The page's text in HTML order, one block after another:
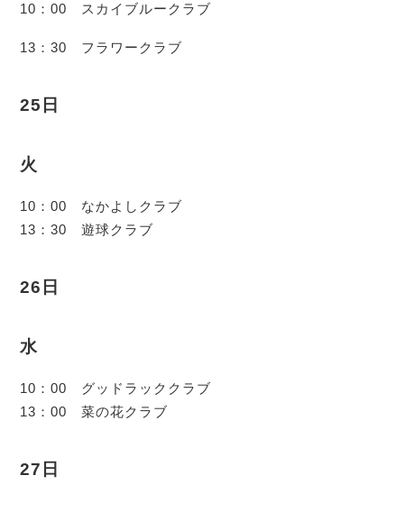
10：00 スカイブルークラブ
13：30 フラワークラブ
25日
火
10：00 なかよしクラブ
13：30 遊球クラブ
26日
水
10：00 グッドラッククラブ
13：00 菜の花クラブ
27日